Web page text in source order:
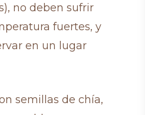
no deben sufrir
fuertes, y
en un lugar
semillas de chía,